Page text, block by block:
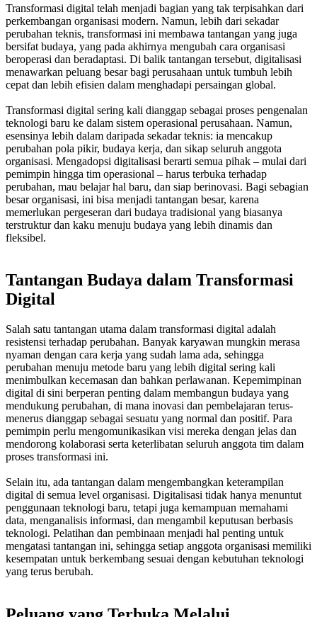
Transformasi digital telah menjadi bagian yang tak terpisahkan dari
perkembangan organisasi modern. Namun, lebih dari sekadar
perubahan teknis, transformasi ini membawa tantangan yang juga
bersifat budaya, yang pada akhirnya mengubah cara organisasi
beroperasi dan beradaptasi. Di balik tantangan tersebut, digitalisasi
menawarkan peluang besar bagi perusahaan untuk tumbuh lebih
cepat dan lebih efisien dalam menghadapi persaingan global.
Transformasi digital sering kali dianggap sebagai proses pengenalan
teknologi baru ke dalam sistem operasional perusahaan. Namun,
esensinya lebih dalam daripada sekadar teknis: ia mencakup
perubahan pola pikir, budaya kerja, dan sikap seluruh anggota
organisasi. Mengadopsi digitalisasi berarti semua pihak – mulai dari
pemimpin hingga tim operasional – harus terbuka terhadap
perubahan, mau belajar hal baru, dan siap berinovasi. Bagi sebagian
besar organisasi, ini bisa menjadi tantangan besar, karena
memerlukan pergeseran dari budaya tradisional yang biasanya
terstruktur dan kaku menuju budaya yang lebih dinamis dan
fleksibel.
Tantangan Budaya dalam Transformasi
Digital
Salah satu tantangan utama dalam transformasi digital adalah
resistensi terhadap perubahan. Banyak karyawan mungkin merasa
nyaman dengan cara kerja yang sudah lama ada, sehingga
perubahan menuju metode baru yang lebih digital sering kali
menimbulkan kecemasan dan bahkan perlawanan. Kepemimpinan
digital di sini berperan penting dalam membangun budaya yang
mendukung perubahan, di mana inovasi dan pembelajaran terus-
menerus dianggap sebagai sesuatu yang normal dan positif. Para
pemimpin perlu mengomunikasikan visi mereka dengan jelas dan
mendorong kolaborasi serta keterlibatan seluruh anggota tim dalam
proses transformasi ini.
Selain itu, ada tantangan dalam mengembangkan keterampilan
digital di semua level organisasi. Digitalisasi tidak hanya menuntut
penggunaan teknologi baru, tetapi juga kemampuan memahami
data, menganalisis informasi, dan mengambil keputusan berbasis
teknologi. Pelatihan dan pembinaan menjadi hal penting untuk
mengatasi tantangan ini, sehingga setiap anggota organisasi memiliki
kesempatan untuk berkembang sesuai dengan kebutuhan teknologi
yang terus berubah.